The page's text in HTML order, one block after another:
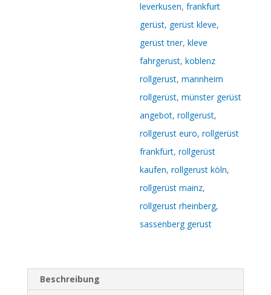
leverkusen,frankfurt
gerüst, gerüst kleve,
gerüst trier,kleve
fahrgerust,koblenz
rollgerust,mannheim
rollgerüst,münster gerüst
angebot,rollgerust,
rollgerust euro,rollgerüst
frankfürt,rollgerüst
kaufen,rollgerust köln,
rollgerüst mainz,
rollgerust rheinberg,
sassenberg gerust
Beschreibung